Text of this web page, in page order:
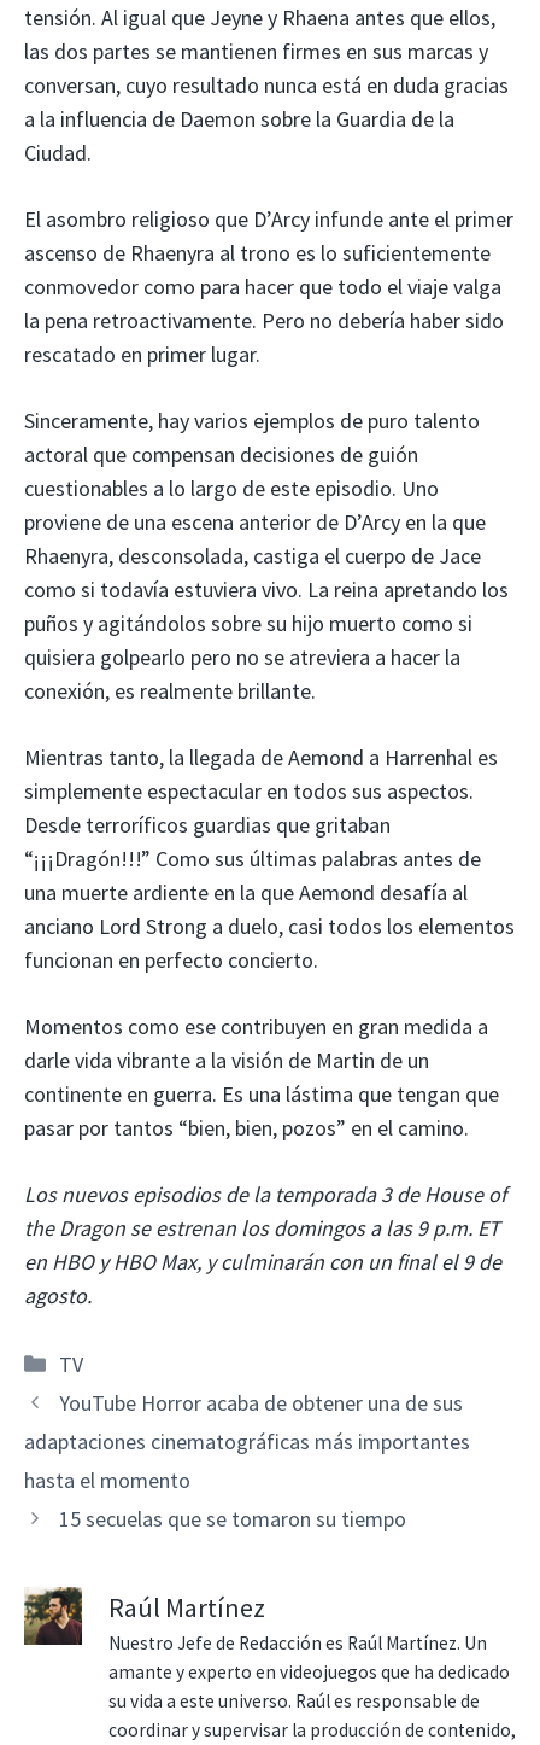
tensión. Al igual que Jeyne y Rhaena antes que ellos,
las dos partes se mantienen firmes en sus marcas y
conversan, cuyo resultado nunca está en duda gracias
a la influencia de Daemon sobre la Guardia de la
Ciudad.
El asombro religioso que D’Arcy infunde ante el primer
ascenso de Rhaenyra al trono es lo suficientemente
conmovedor como para hacer que todo el viaje valga
la pena retroactivamente. Pero no debería haber sido
rescatado en primer lugar.
Sinceramente, hay varios ejemplos de puro talento
actoral que compensan decisiones de guión
cuestionables a lo largo de este episodio. Uno
proviene de una escena anterior de D’Arcy en la que
Rhaenyra, desconsolada, castiga el cuerpo de Jace
como si todavía estuviera vivo. La reina apretando los
puños y agitándolos sobre su hijo muerto como si
quisiera golpearlo pero no se atreviera a hacer la
conexión, es realmente brillante.
Mientras tanto, la llegada de Aemond a Harrenhal es
simplemente espectacular en todos sus aspectos.
Desde terroríficos guardias que gritaban
“¡¡¡Dragón!!!” Como sus últimas palabras antes de
una muerte ardiente en la que Aemond desafía al
anciano Lord Strong a duelo, casi todos los elementos
funcionan en perfecto concierto.
Momentos como ese contribuyen en gran medida a
darle vida vibrante a la visión de Martin de un
continente en guerra. Es una lástima que tengan que
pasar por tantos “bien, bien, pozos” en el camino.
Los nuevos episodios de la temporada 3 de House of
the Dragon se estrenan los domingos a las 9 p.m. ET
en HBO y HBO Max, y culminarán con un final el 9 de
agosto.
Categorías
TV
YouTube Horror acaba de obtener una de sus
adaptaciones cinematográficas más importantes
hasta el momento
15 secuelas que se tomaron su tiempo
Raúl Martínez
Nuestro Jefe de Redacción es Raúl Martínez. Un
amante y experto en videojuegos que ha dedicado
su vida a este universo. Raúl es responsable de
coordinar y supervisar la producción de contenido,